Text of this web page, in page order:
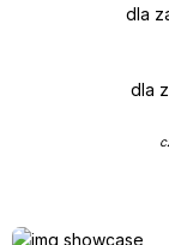
dla
dla